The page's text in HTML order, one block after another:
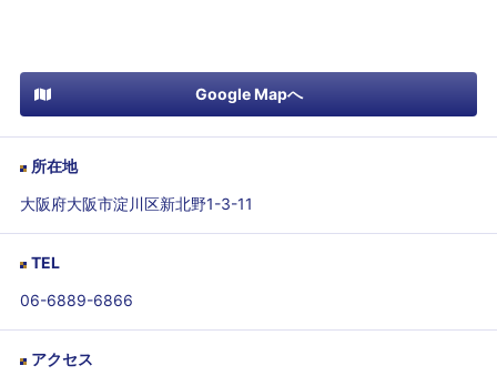
Google Mapへ
所在地
大阪府大阪市淀川区新北野1-3-11
TEL
06-6889-6866
アクセス